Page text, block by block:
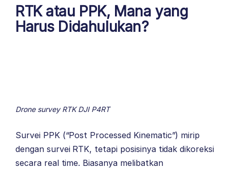
RTK atau PPK, Mana yang
Harus Didahulukan?
Drone survey RTK DJI P4RT
Survei PPK (“Post Processed Kinematic”) mirip
dengan survei RTK, tetapi posisinya tidak dikoreksi
secara real time. Biasanya melibatkan